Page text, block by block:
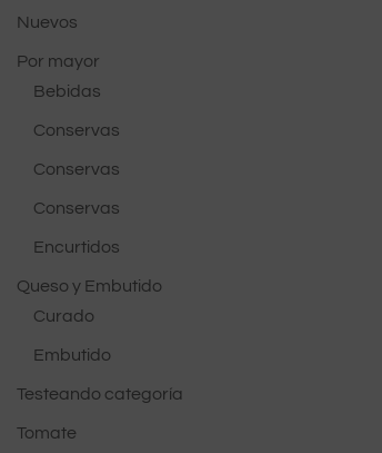
Nuevos
Por mayor
Bebidas
Conservas
Conservas
Conservas
Encurtidos
Queso y Embutido
Curado
Embutido
Testeando categoría
Tomate